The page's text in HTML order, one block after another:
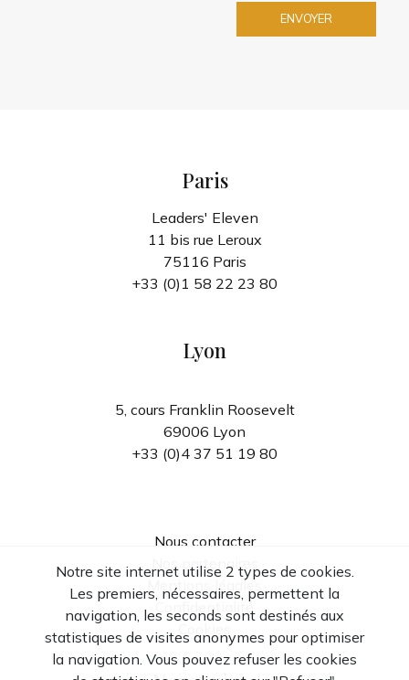
Notre site internet utilise 2 types de cookies.
Les premiers, nécessaires, permettent la
navigation, les seconds sont destinés aux
statistiques de visites anonymes pour optimiser
la navigation. Vous pouvez refuser les cookies
ENVOYER
Paris
Leaders' Eleven
11 bis rue Leroux
75116 Paris
+33 (0)1 58 22 23 80
Lyon
5, cours Franklin Roosevelt
69006 Lyon
+33 (0)4 37 51 19 80
Nous contacter
Nos partenaires
Mentions légales
Confidentialité